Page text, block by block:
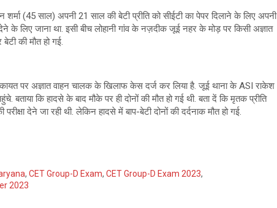
(45 साल) अपनी 21 साल की बेटी प्रीति को सीईटी का पेपर दिलाने के लिए अपनी
के लिए जाना था. इसी बीच लोहानी गांव के नज़दीक जूई नहर के मोड़ पर किसी अज्ञात
की मौत हो गई.
पर अज्ञात वाहन चालक के खिलाफ केस दर्ज कर लिया है. जूई थाना के ASI राकेश
बताया कि हादसे के बाद मौके पर ही दोनों की मौत हो गई थी. बता दें कि मृतक प्रीति
परीक्षा देने जा रही थी. लेकिन हादसे में बाप-बेटी दोनों की दर्दनाक मौत हो गई.
, CET Group-D Exam, CET Group-D Exam 2023,
2023